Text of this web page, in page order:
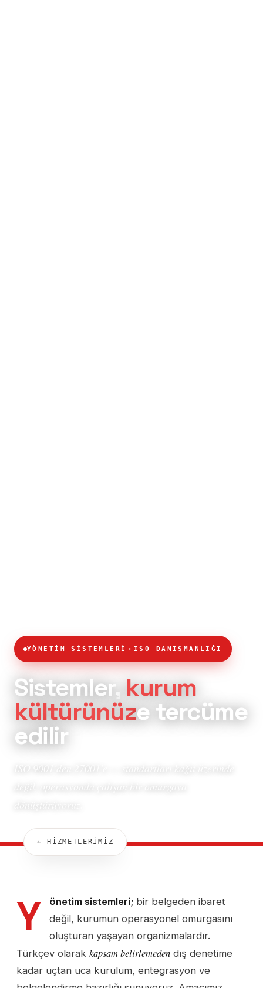
YÖNETİM SİSTEMLERİ · ISO DANIŞMANLIĞI
Sistemler, kurum
kültürünüze tercüme
edilir
← HİZMETLERİMİZ
Y önetim sistemleri; bir belgeden ibaret
değil, kurumun operasyonel omurgasını
oluşturan yaşayan organizmalardır.
Türkçev olarak kapsam belirlemeden dış denetime
kadar uçtan uca kurulum, entegrasyon ve